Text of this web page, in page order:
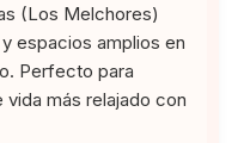
(Los Melchores)
espacios amplios en
Perfecto para
más relajado con